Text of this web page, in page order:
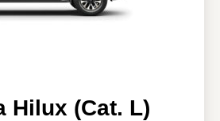
Hilux (Cat. L)